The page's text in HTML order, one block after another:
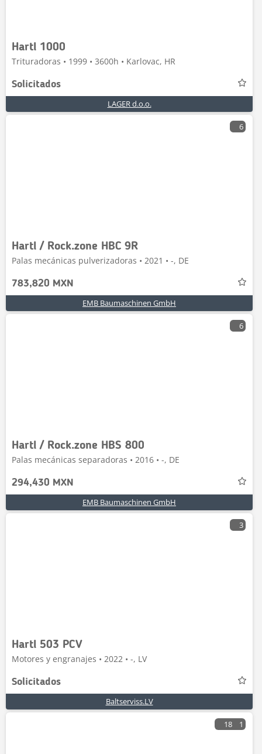
Hartl 1000
Trituradoras • 1999 • 3600h • Karlovac, HR
Solicitados
LAGER d.o.o.
6
Hartl / Rock.zone HBC 9R
Palas mecánicas pulverizadoras • 2021 • -, DE
783,820 MXN
EMB Baumaschinen GmbH
6
Hartl / Rock.zone HBS 800
Palas mecánicas separadoras • 2016 • -, DE
294,430 MXN
EMB Baumaschinen GmbH
3
Hartl 503 PCV
Motores y engranajes • 2022 • -, LV
Solicitados
Baltserviss.LV
18 1